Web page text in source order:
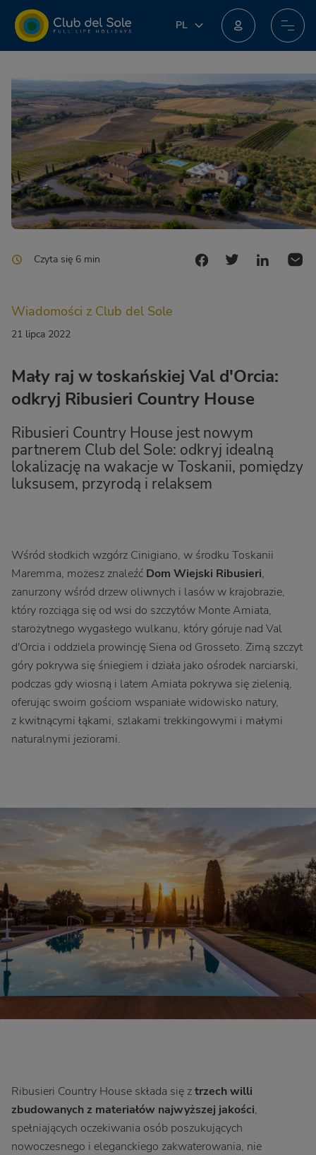
PL
FR
NL
Czyta się 6 min
Wiadomości z Club del Sole
21 lipca 2022
Mały raj w toskańskiej Val d'Orcia:
odkryj Ribusieri Country House
Ribusieri Country House jest nowym
partnerem Club del Sole: odkryj idealną
lokalizację na wakacje w Toskanii, pomiędzy
luksusem, przyrodą i relaksem
Wśród słodkich wzgórz Cinigiano, w środku Toskanii
Maremma, możesz znaleźć Dom Wiejski Ribusieri,
zanurzony wśród drzew oliwnych i lasów w krajobrazie,
który rozciąga się od wsi do szczytów Monte Amiata,
starożytnego wygasłego wulkanu, który góruje nad Val
d'Orcia i oddziela prowincję Siena od Grosseto. Zimą szczyt
góry pokrywa się śniegiem i działa jako ośrodek narciarski,
podczas gdy wiosną i latem Amiata pokrywa się zielenią,
oferując swoim gościom wspaniałe widowisko natury,
z kwitnącymi łąkami, szlakami trekkingowymi i małymi
naturalnymi jeziorami.
Ribusieri Country House składa się ztrzech willi
zbudowanych z materiałów najwyższej jakości,
spełniających oczekiwania osób poszukujących
nowoczesnego i eleganckiego zakwaterowania, nie